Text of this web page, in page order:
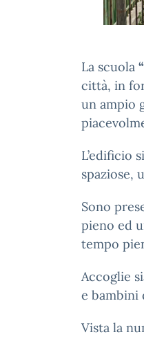
La scuola
città, in
un ampio
L’edificio
spaziose,
Sono
pieno ed
tempo
Accoglie
e bambini
Vista la